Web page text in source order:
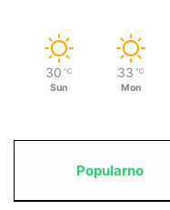
30 ℃
Sun
33 ℃
Mon
Popularno